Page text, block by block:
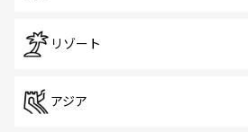
リゾート
アジア